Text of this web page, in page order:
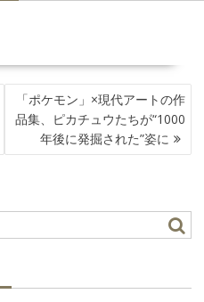
「ポケモン」×現代アートの作
品集、ピカチュウたちが“1000
年後に発掘された”姿に